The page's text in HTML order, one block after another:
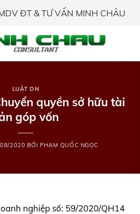
ĐT & TƯ VẤN MINH CHÂU
LUẬT DN
quyền sở hữu tài
góp vốn
2020 BỞI PHẠM QUỐC NGỌC
nghiệp số: 59/2020/QH14